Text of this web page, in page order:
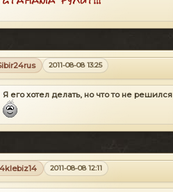
2011-08-08 13:25
Я его хотел делать, но что то не решился
2011-08-08 12:11